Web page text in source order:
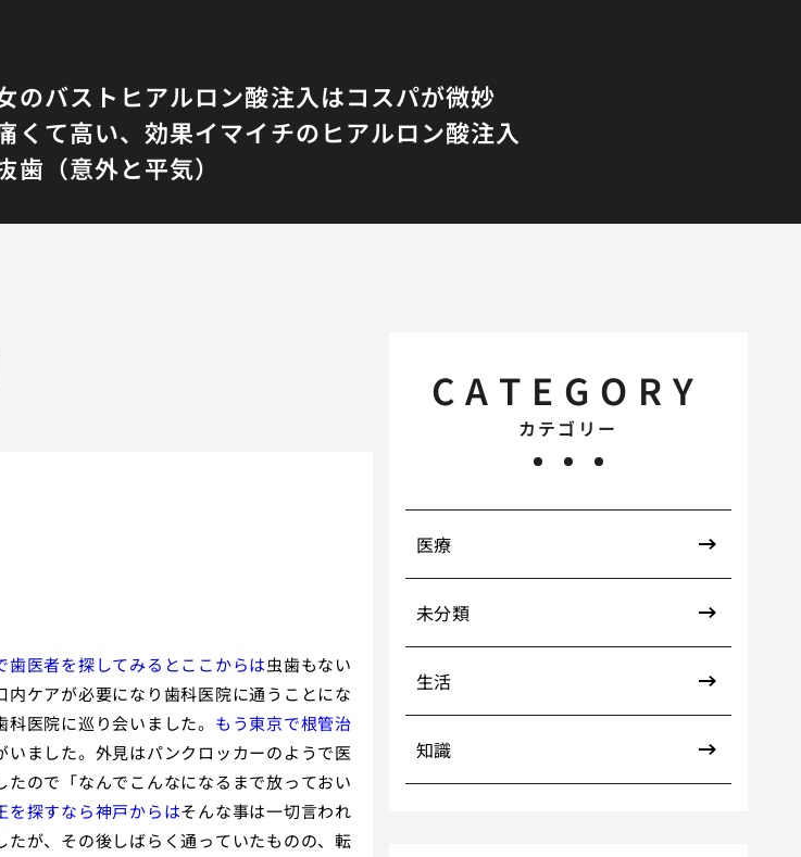
のバスト ヒアルロン酸注入はコスパが微妙
くて高い、効果イマイチのヒアルロン酸注入
歯（意外と平気）
歯医者を探してみるとここからは虫歯もない
ケアが必要になり歯科医院に通うことにな
医院に巡り会いました。 もう東京で根管治
ました。外見はパンクロッカーのようで医
ので「なんでこんなになるまで放っておい
を探すなら神戸からはそんな事は一切言われ
が、その後しばらく通っていたものの、転
CATEGORY
カテゴリー
医療
未分類
生活
知識